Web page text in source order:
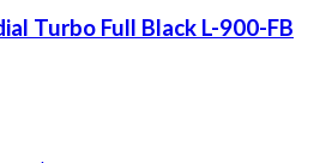
Turbo Full Black L-900-FB